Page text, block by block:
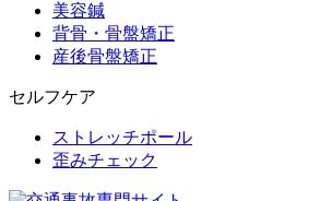
美容鍼
背骨・骨盤矯正
産後骨盤矯正
セルフケア
ストレッチポール
歪みチェック